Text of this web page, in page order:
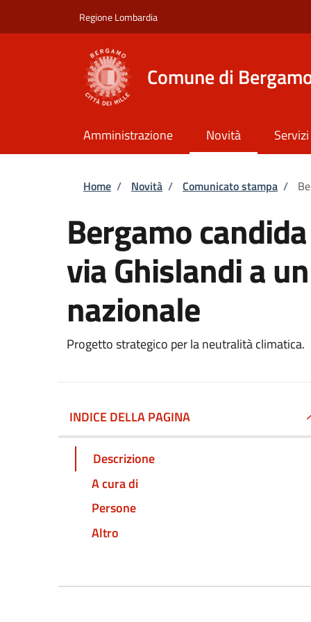
Regione Lombardia
Comune di
Amministrazione Novità Servizi
Briciole di pane
Home / Novità / Comunicato stampa /
Bergamo
via Ghislandi a
nazionale
Progetto strategico per la neutralità climatica.
INDICE DELLA PAGINA
Descrizione
A cura di
Persone
Altro